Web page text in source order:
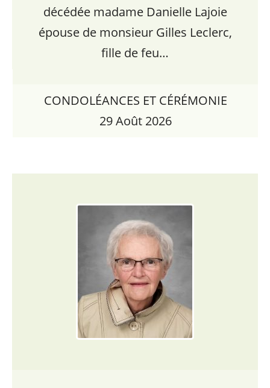
décédée madame Danielle Lajoie
épouse de monsieur Gilles Leclerc,
fille de feu…
CONDOLÉANCES ET CÉRÉMONIE
29 Août 2026